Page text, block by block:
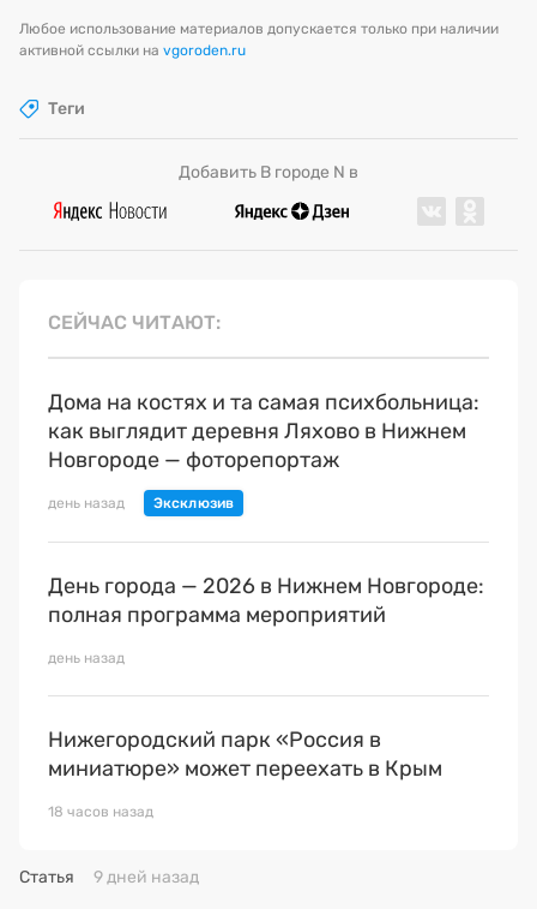
Любое использование материалов допускается только при наличии
активной ссылки на vgoroden.ru
Теги
Добавить В городе N в
СЕЙЧАС ЧИТАЮТ
Дома на костях и та самая психбольница:
как выглядит деревня Ляхово в Нижнем
Новгороде — фоторепортаж
день назад
День города — 2026 в Нижнем Новгороде:
полная программа мероприятий
день назад
Нижегородский парк «Россия в
миниатюре» может переехать в Крым
18 часов назад
Статья 9 дней назад